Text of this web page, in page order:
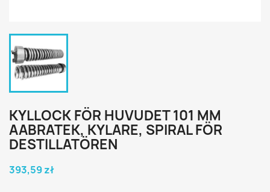
KYLLOCK FÖR HUVUDET 101 MM
AABRATEK, KYLARE, SPIRAL FÖR
DESTILLATÖREN
393,59 zł